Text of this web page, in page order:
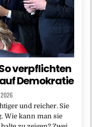
verpflichten
Demokratie
2026
und reicher. Sie
Wie kann man sie